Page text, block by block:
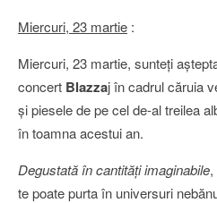
Miercuri, 23 martie :
Miercuri, 23 martie, sunteţi
concert Blazzaj în cadrul căruia
şi piesele de pe cel de-al treilea
în toamna acestui an.
Degustată în cantităţi imaginabile
te poate purta în universuri